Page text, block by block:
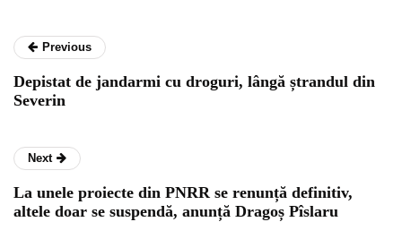
Previous
Depistat de jandarmi cu droguri, lângă ștrandul din
Severin
Next
La unele proiecte din PNRR se renunță definitiv,
altele doar se suspendă, anunță Dragoș Pîslaru